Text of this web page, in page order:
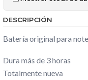
DESCRIPCIÓN
Batería original para
Dura más de 3 horas
Totalmente nueva